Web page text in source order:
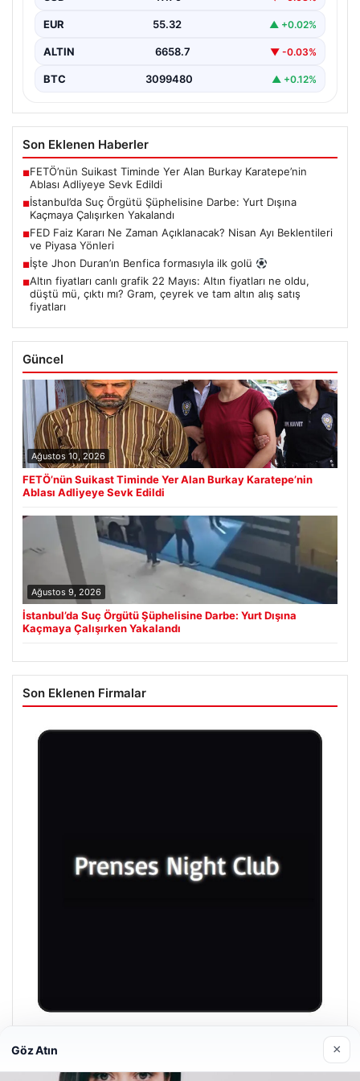
sonucunda önemli bir…
EUR 55.32 ▲ +0.02%
ALTIN 6658.7 ▼ -0.03%
BTC 3099480 ▲ +0.12%
Son Eklenen Haberler
■FETÖ’nün Suikast Timinde Yer Alan Burkay Karatepe’nin
Ablası Adliyeye Sevk Edildi
■İstanbul’da Suç Örgütü Şüphelisine Darbe: Yurt Dışına
Kaçmaya Çalışırken Yakalandı
■FED Faiz Kararı Ne Zaman Açıklanacak? Nisan Ayı Beklentileri
ve Piyasa Yönleri
■İşte Jhon Duran’ın Benfica formasıyla ilk golü
■Altın fiyatları canlı grafik 22 Mayıs: Altın fiyatları ne oldu,
düştü mü, çıktı mı? Gram, çeyrek ve tam altın alış satış
fiyatları
Güncel
Ağustos 10, 2026
FETÖ’nün Suikast Timinde Yer Alan Burkay Karatepe’nin
Ablası Adliyeye Sevk Edildi
Ağustos 9, 2026
İstanbul’da Suç Örgütü Şüphelisine Darbe: Yurt Dışına
Kaçmaya Çalışırken Yakalandı
Son Eklenen Firmalar
Prenses Night Club
Göz Atın ×